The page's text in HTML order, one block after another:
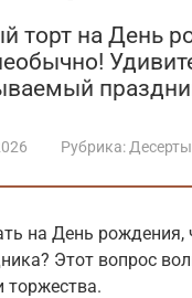
торт на День
Рубрика: Десерты
на День
Этот вопрос
торжества.